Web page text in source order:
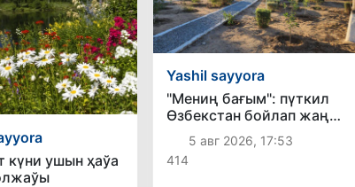
күни ушын ҳаўа
Yashil sayyora
"Мениң бағым": пүткил
Өзбекстан бойлап жаңа
жасыл жәмийетлик
мәканлар қәлиплеспекте
5 авг 2026, 17:53
414